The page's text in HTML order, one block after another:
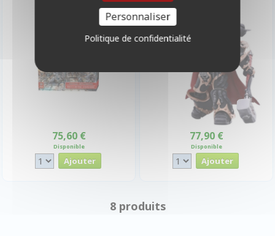
75,60 €
Disponible
77,90 €
Disponible
8 produits
Personnaliser
Politique de confidentialité